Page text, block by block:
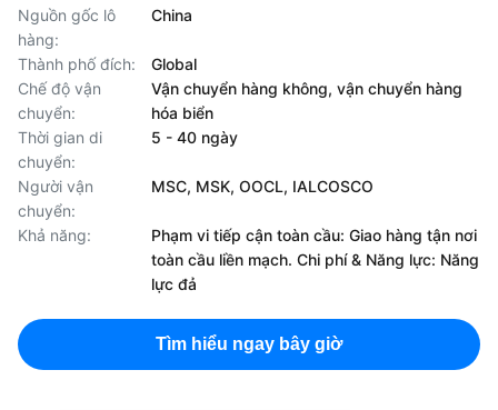
Nguồn gốc lô
hàng:
China
Thành phố đích:
Global
Chế độ vận
chuyển:
Vận chuyển hàng không, vận chuyển hàng
hóa biển
Thời gian di
chuyển:
5 - 40 ngày
Người vận
chuyển:
MSC, MSK, OOCL, IALCOSCO
Khả năng:
Phạm vi tiếp cận toàn cầu: Giao hàng tận nơi
toàn cầu liền mạch. Chi phí & Năng lực: Năng
lực đả
Tìm hiểu ngay bây giờ